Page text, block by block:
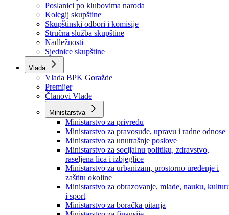
Skupština BPK Goražde
Rukovodstvo
Poslanici po strankama
Poslanici po klubovima naroda
Kolegij skupštine
Skupštinski odbori i komisije
Stručna služba skupštine
Nadležnosti
Sjednice skupštine
Vlada
Vlada BPK Goražde
Premijer
Članovi Vlade
Ministarstva
Ministarstvo za privredu
Ministarstvo za pravosuđe, upravu i radne odnose
Ministarstvo za unutrašnje poslove
Ministarstvo za socijalnu politiku, zdravstvo,
raseljena lica i izbjeglice
Ministarstvo za urbanizam, prostorno uređenje i
zaštitu okoline